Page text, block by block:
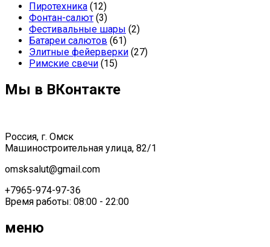
Пиротехника (12)
Фонтан-салют (3)
Фестивальные шары (2)
Батареи салютов (61)
Элитные фейерверки (27)
Римские свечи (15)
Мы в ВКонтакте
Россия, г. Омск
Машиностроительная улица, 82/1
omsksalut@gmail.com
+7965-974-97-36
Время работы: 08:00 - 22:00
меню